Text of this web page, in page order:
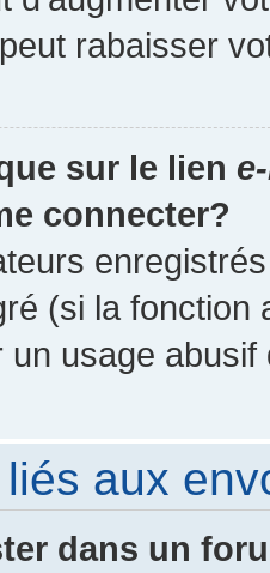
rabaisser
sur le lien
connecter?
(si la fonction
un usage
aux
dans un